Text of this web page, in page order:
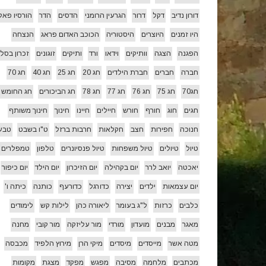
דורון נדיב דקל דרור הגרעין הרומני הדסים הדר הורסיו
היו זמנים היוצרים היסטוריה הכוכב האדום פראג הנצחה
הפגנה הצגה וותיקים וידאו ורד ותיקים זוגונים זכרון
חברה חברים חברת הילדים חג 20 חג 25 חג 40 חג 70
חג70 חג 75 חג 76 חג 77 חג 78 חג הביכורים חג החומש
חגים חוג חורף חורש חיילים חיינו חינוך חינוך משותף
חנוכה חפירות חצב חקלאות חרבות ברזל ט"ו בשבט
טיול טיולים טיול משפחות טיול פנסיונרים טלפון טמפלרים
יאכטה יואב לרר יום בקהילה יום הזיכרון יום הילד יום כיפור
יום עצמאות ילדים יצירה כדורגל כדורעף כותנה כיתה ו'
כלבים כרזות ל"ג בעומר ליאורה כהן לילות קש לימודים
מאגר מבנים מועדון מורדי מור עליזקה מור קובי מחנה
מטה אשר מייסדים מיסדים מיקי הרן מירוץ הלפיד מכבסה
מכתבים מלחמה מסיבה מפגש מפקד מצגת מקומות